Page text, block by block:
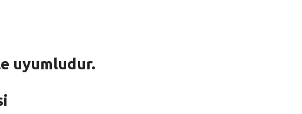
uyumludur.